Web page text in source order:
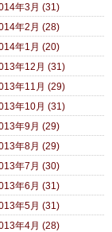
年3月 (31)
年2月 (28)
年1月 (20)
年12月 (31)
年11月 (29)
年10月 (31)
年9月 (29)
年8月 (29)
年7月 (30)
年6月 (31)
年5月 (31)
年4月 (28)